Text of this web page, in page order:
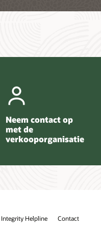
Neem contact op
met de
verkooporganisatie
Integrity Helpline Contact